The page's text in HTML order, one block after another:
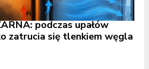
podczas upałów
zatrucia się tlenkiem węgla